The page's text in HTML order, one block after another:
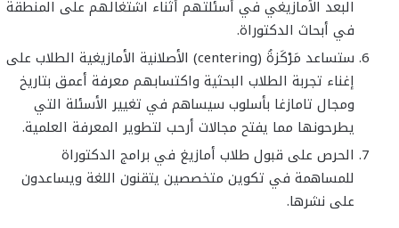
البعد الأمازيغي في أسئلتهم أثناء اشتغالهم على المنطقة
في أبحاث الدكتوراة.
ستساعد مَرْكَزةُ (centering) الأصلانية الأمازيغية الطلاب على
إغناء تجربة الطلاب البحثية واكتسابهم معرفة أعمق بتاريخ
ومجال تامازغا بأسلوب سيساهم في تغيير الأسئلة التي
يطرحونها مما يفتح مجالات أرحب لتطوير المعرفة العلمية.
الحرص على قبول طلاب أمازيغ في برامج الدكتوراة
للمساهمة في تكوين متخصصين يتقنون اللغة ويساعدون
على نشرها.